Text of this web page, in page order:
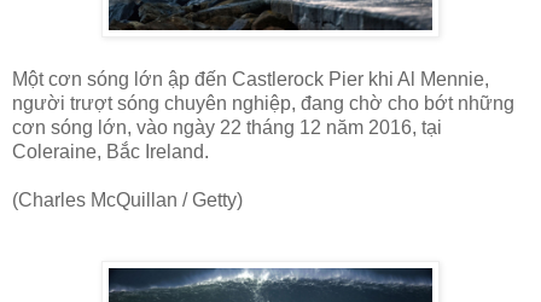
Một cơn sóng lớn ập đến Castlerock Pier khi Al Mennie,
người trượt sóng chuyên nghiệp, đang chờ cho bớt những
cơn sóng lớn, vào ngày 22 tháng 12 năm 2016, tại
Coleraine, Bắc Ireland.
(Charles McQuillan / Getty)